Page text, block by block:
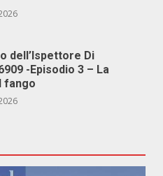
dell’Ispettore Di
-Episodio 3 – La
fango